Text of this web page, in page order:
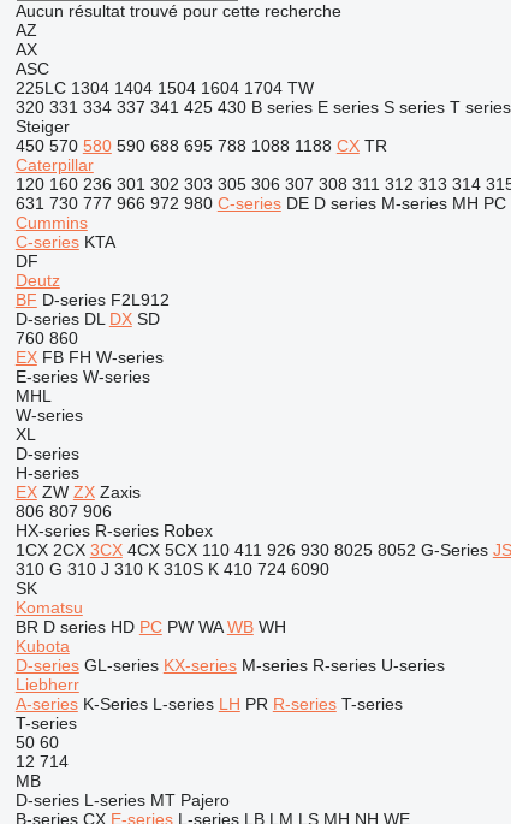
Aucun résultat trouvé pour cette recherche
AZ
AX
ASC
225LC 1304 1404 1504 1604 1704 TW
320 331 334 337 341 425 430 B series E series S series T series
Steiger
450 570 580 590 688 695 788 1088 1188 CX TR
Caterpillar
120 160 236 301 302 303 305 306 307 308 311 312 313 314
631 730 777 966 972 980 C-series DE D series M-series MH PC
Cummins
C-series KTA
DF
Deutz
BF D-series F2L912
D-series DL DX SD
760 860
EX FB FH W-series
E-series W-series
MHL
W-series
XL
D-series
H-series
EX ZW ZX Zaxis
806 807 906
HX-series R-series Robex
1CX 2CX 3CX 4CX 5CX 110 411 926 930 8025 8052 G-Series JS
310 G 310 J 310 K 310S K 410 724 6090
SK
Komatsu
BR D series HD PC PW WA WB WH
Kubota
D-series GL-series KX-series M-series R-series U-series
Liebherr
A-series K-Series L-series LH PR R-series T-series
T-series
50 60
12 714
MB
D-series L-series MT Pajero
B-series CX E-series L-series LB LM LS MH NH WE